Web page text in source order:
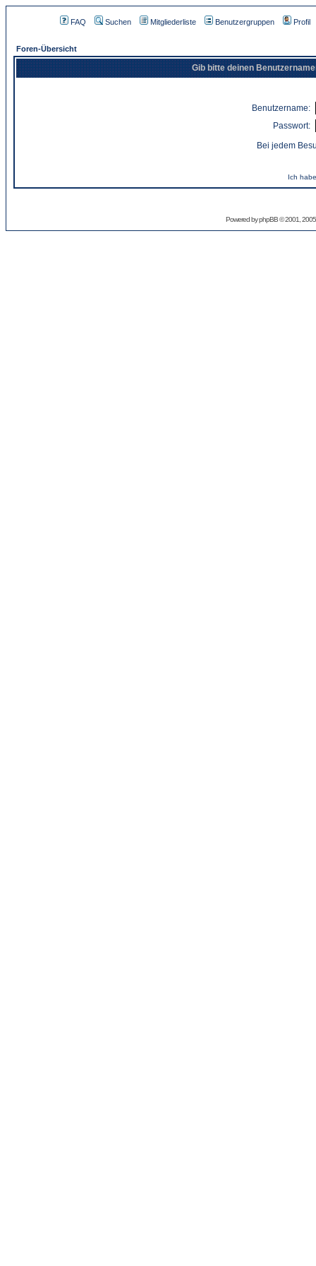
FAQ Suchen Mitgliederliste Benutzergruppen Profil
Foren-Übersicht
Gib bitte deinen
Benutzername:
Passwort:
Bei jedem
Ich
Powered byphpBB© 2001,